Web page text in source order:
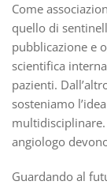
Come
quello di
pubblicazione e
scientifica
pazienti.
sosteniamo
angiologo
Guardando al